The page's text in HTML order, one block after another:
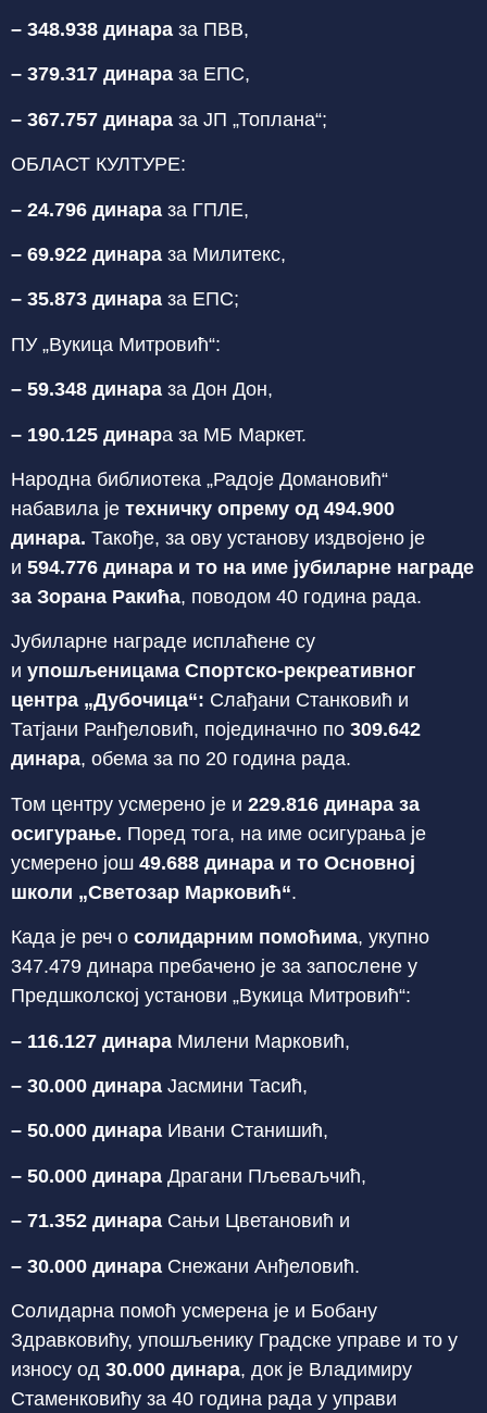
– 348.938 динара за ПВВ,
– 379.317 динара за ЕПС,
– 367.757 динара за ЈП „Топлана“;
ОБЛАСТ КУЛТУРЕ:
– 24.796 динара за ГПЛЕ,
– 69.922 динара за Милитекс,
– 35.873 динара за ЕПС;
ПУ „Вукица Митровић“:
– 59.348 динара за Дон Дон,
– 190.125 динара за МБ Маркет.
Народна библиотека „Радоје Домановић“
набавила је техничку опрему од 494.900
динара. Такође, за ову установу издвојено је
и 594.776 динара и то на име јубиларне награде
за Зорана Ракића, поводом 40 година рада.
Јубиларне награде исплаћене су
и упошљеницама Спортско-рекреативног
центра „Дубочица“: Слађани Станковић и
Татјани Ранђеловић, појединачно по 309.642
динара, обема за по 20 година рада.
Том центру усмерено је и 229.816 динара за
осигурање. Поред тога, на име осигурања је
усмерено још 49.688 динара и то Основној
школи „Светозар Марковић“.
Када је реч о солидарним помоћима, укупно
347.479 динара пребачено је за запослене у
Предшколској установи „Вукица Митровић“:
– 116.127 динара Милени Марковић,
– 30.000 динара Јасмини Тасић,
– 50.000 динара Ивани Станишић,
– 50.000 динара Драгани Пљеваљчић,
– 71.352 динара Сањи Цветановић и
– 30.000 динара Снежани Анђеловић.
Солидарна помоћ усмерена је и Бобану
Здравковићу, упошљенику Градске управе и то у
износу од 30.000 динара, док је Владимиру
Стаменковићу за 40 година рада у управи